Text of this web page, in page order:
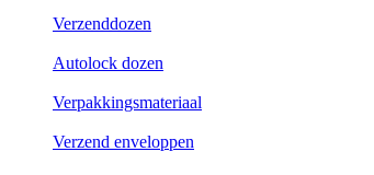
Verzenddozen
Autolock dozen
Verpakkingsmateriaal
Verzend enveloppen